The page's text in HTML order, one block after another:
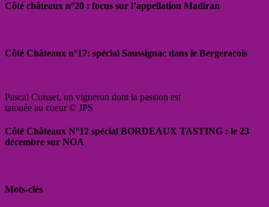
Côté châteaux n°20 : focus sur l’appellation Madiran
Côté Châteaux n°17: spécial Saussignac dans le Bergeracois
Pascal Cuisset, un vigneron dont la passion est
tatouée au coeur © JPS
Côté Châteaux N°12 spécial BORDEAUX TASTING : le 23
décembre sur NOA
Mots-clés